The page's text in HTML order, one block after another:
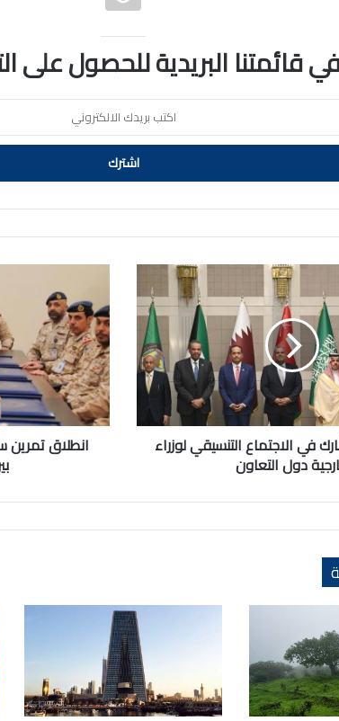
قائمتنا البريدية للحصول على
في الاجتماع التنسيقي لوزراء
دول التعاون
سويفت
فالكون
الجوي
المشترك
بين
الكويت
وفرنسا
انطلاق